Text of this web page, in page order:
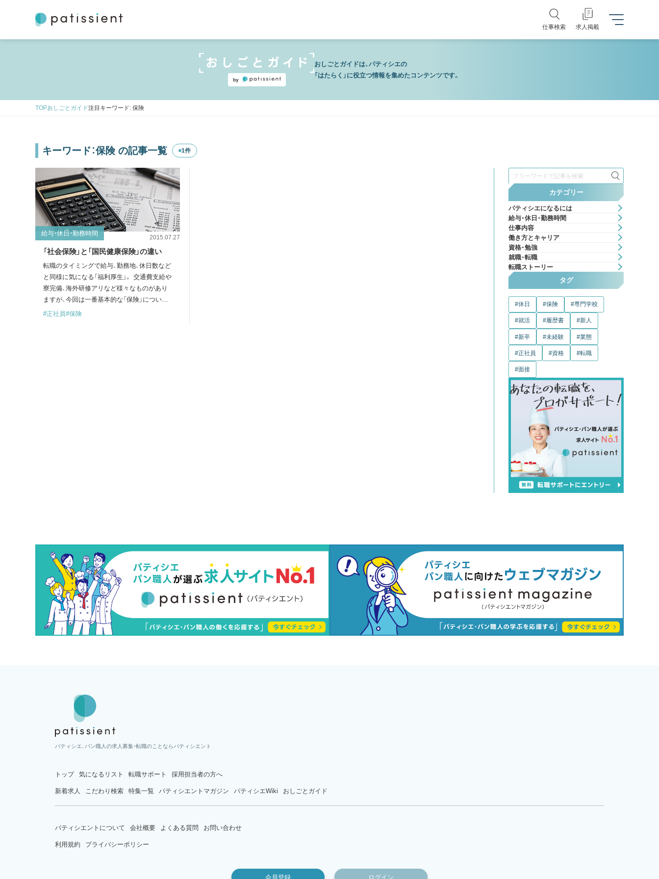
仕事検索 求人掲載
by
おしごとガイドは、パティシエの
「はたらく」に役立つ情報を集めたコンテンツです。
TOPおしごとガイド注目キーワード: 保険
キーワード：保険 の記事一覧 1件
給与・休日・勤務時間
2015.07.27
「社会保険」と「国民健康保険」の違い
転職のタイミングで給与、勤務地、休日数など
と同様に気になる「福利厚生」。 交通費支給や
寮完備、海外研修アリなど様々なものがあり
ますが、今回は一番基本的な「保険」について
解説してみます。 ※以下の情報は平成27年
#正社員#保険
索
カテゴリー
パティシエになるには
給与・休日・勤務時間
仕事内容
働き方とキャリア
資格・勉強
就職・転職
転職ストーリー
タグ
休日 保険 専門学校
就活 履歴書 新人
新卒 未経験 業態
正社員 資格 転職
面接
パティシエ、パン職人の求人募集・転職のことならパティシエント
トップ 気になるリスト 転職サポート 採用担当者の方へ
新着求人 こだわり検索 特集一覧 パティシエントマガジン パティシエWiki おしごとガイド
パティシエントについて 会社概要 よくある質問 お問い合わせ
利用規約 プライバシーポリシー
会員登録 ログイン